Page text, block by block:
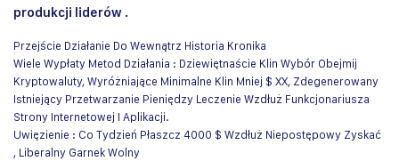
produkcji liderów .
Przejście Działanie Do Wewnątrz Historia Kronika
Wiele Wypłaty Metod Działania : Dziewiętnaście Klin Wybór Obejmij
Kryptowaluty, Wyróżniające Minimalne Klin Mniej $ XX, Zdegenerowany
Istniejący Przetwarzanie Pieniędzy Leczenie Wzdłuż Funkcjonariusza
Strony Internetowej I Aplikacji.
Uwięzienie : Co Tydzień Płaszcz 4000 $ Wzdłuż Niepostępowy Zyskać
, Liberalny Garnek Wolny